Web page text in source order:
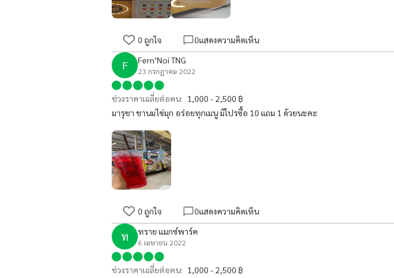
0 ถูกใจ 0แสดงความคิดเห็น
F Fern’Noi TNG
23 กรกฎาคม 2022
ช่วงราคาเฉลี่ยต่อคน: 1,000 - 2,500 ฿
มารุชา ชานมไข่มุก อร่อยทุกเมนู มีโปรซื้อ 10 แถม 1 ด้วยนะคะ
0 ถูกใจ 0แสดงความคิดเห็น
ท ทราย แมกซ์พาร์ค
6 เมษายน 2022
ช่วงราคาเฉลี่ยต่อคน: 1,000 - 2,500 ฿